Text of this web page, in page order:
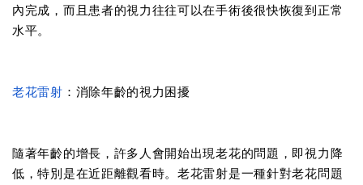
內完成，而且患者的視力往往可以在手術後很快恢復到正常
水平。
老花雷射 ：消除年齡的視力困擾
隨著年齡的增長，許多人會開始出現老花的問題，即視力降
低，特別是在近距離觀看時。老花雷射是一種針對老花問題